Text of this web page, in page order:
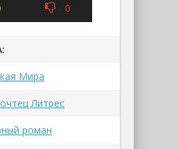
0
Мира
Литрес
роман